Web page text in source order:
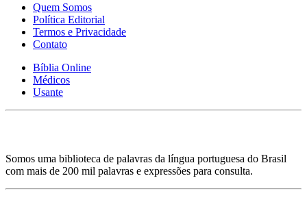
Quem Somos
Política Editorial
Termos e Privacidade
Contato
Bíblia Online
Médicos
Usante
Somos uma biblioteca de palavras da língua portuguesa do Brasil
com mais de 200 mil palavras e expressões para consulta.